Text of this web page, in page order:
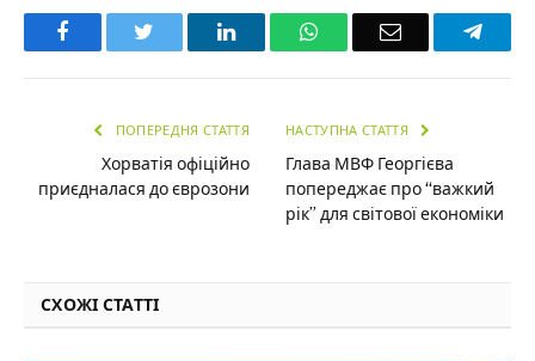
Facebook LinkedInWhatsAppEmail
ПОПЕРЕДНЯ СТАТТЯ
Хорватія офіційно
приєдналася до єврозони
НАСТУПНА СТАТТЯ
Глава МВФ Георгієва
попереджає про “важкий
рік” для світової економіки
СХОЖІ СТАТТІ